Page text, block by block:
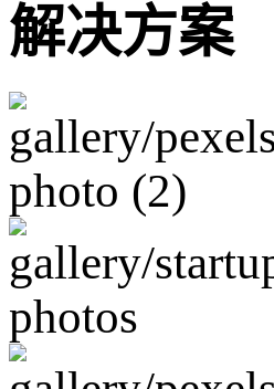
解决方案